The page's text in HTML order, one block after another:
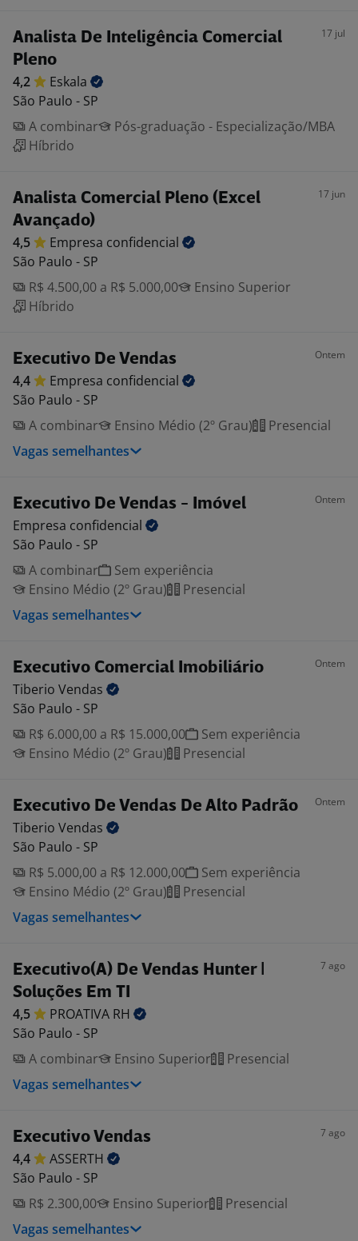
Analista De Inteligência Comercial
Pleno
17 jul
4,2
Eskala
São Paulo - SP
A combinar
Pós-graduação - Especialização/MBA
Híbrido
Analista Comercial Pleno (Excel
Avançado)
17 jun
4,5 Empresa confidencial
São Paulo - SP
R$ 4.500,00 a R$ 5.000,00
Ensino Superior
Híbrido
Executivo De Vendas Ontem
4,4 Empresa confidencial
São Paulo - SP
A combinar
Ensino Médio (2º Grau)
Presencial
Vagas semelhantes
Executivo De Vendas - Imóvel Ontem
Empresa confidencial
São Paulo - SP
A combinar
Sem experiência
Ensino Médio (2º Grau)
Presencial
Vagas semelhantes
Executivo Comercial Imobiliário Ontem
Tiberio Vendas
São Paulo - SP
R$ 6.000,00 a R$ 15.000,00
Sem experiência
Ensino Médio (2º Grau)
Presencial
Executivo De Vendas De Alto Padrão Ontem
Tiberio Vendas
São Paulo - SP
R$ 5.000,00 a R$ 12.000,00
Sem experiência
Ensino Médio (2º Grau)
Presencial
Vagas semelhantes
Executivo(A) De Vendas Hunter |
Soluções Em TI
7 ago
4,5 PROATIVA RH
São Paulo - SP
A combinar
Ensino Superior
Presencial
Vagas semelhantes
Executivo Vendas 7 ago
4,4
ASSERTH
São Paulo - SP
R$ 2.300,00
Ensino Superior
Presencial
Vagas semelhantes